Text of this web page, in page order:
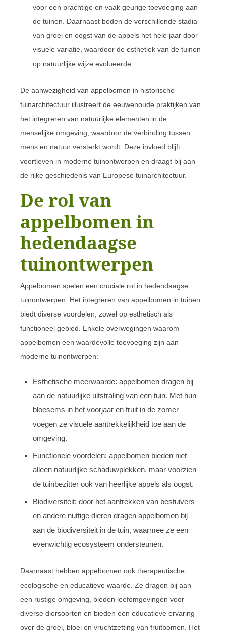
voor een prachtige en vaak geurige toevoeging aan
de tuinen. Daarnaast boden de verschillende stadia
van groei en oogst van de appels het hele jaar door
visuele variatie, waardoor de esthetiek van de tuinen
op natuurlijke wijze evolueerde.
De aanwezigheid van appelbomen in historische
tuinarchitectuur illustreert de eeuwenoude praktijken van
het integreren van natuurlijke elementen in de
menselijke omgeving, waardoor de verbinding tussen
mens en natuur versterkt wordt. Deze invloed blijft
voortleven in moderne tuinontwerpen en draagt bij aan
de rijke geschiedenis van Europese tuinarchitectuur.
De rol van
appelbomen in
hedendaagse
tuinontwerpen
Appelbomen spelen een cruciale rol in hedendaagse
tuinontwerpen. Het integreren van appelbomen in tuinen
biedt diverse voordelen, zowel op esthetisch als
functioneel gebied. Enkele overwegingen waarom
appelbomen een waardevolle toevoeging zijn aan
moderne tuinontwerpen:
Esthetische meerwaarde: appelbomen dragen bij
aan de natuurlijke uitstraling van een tuin. Met hun
bloesems in het voorjaar en fruit in de zomer
voegen ze visuele aantrekkelijkheid toe aan de
omgeving.
Functionele voordelen: appelbomen bieden niet
alleen natuurlijke schaduwplekken, maar voorzien
de tuinbezitter ook van heerlijke appels als oogst.
Biodiversiteit: door het aantrekken van bestuivers
en andere nuttige dieren dragen appelbomen bij
aan de biodiversiteit in de tuin, waarmee ze een
evenwichtig ecosysteem ondersteunen.
Daarnaast hebben appelbomen ook therapeutische,
ecologische en educatieve waarde. Ze dragen bij aan
een rustige omgeving, bieden leefomgevingen voor
diverse diersoorten en bieden een educatieve ervaring
over de groei, bloei en vruchtzetting van fruitbomen. Het